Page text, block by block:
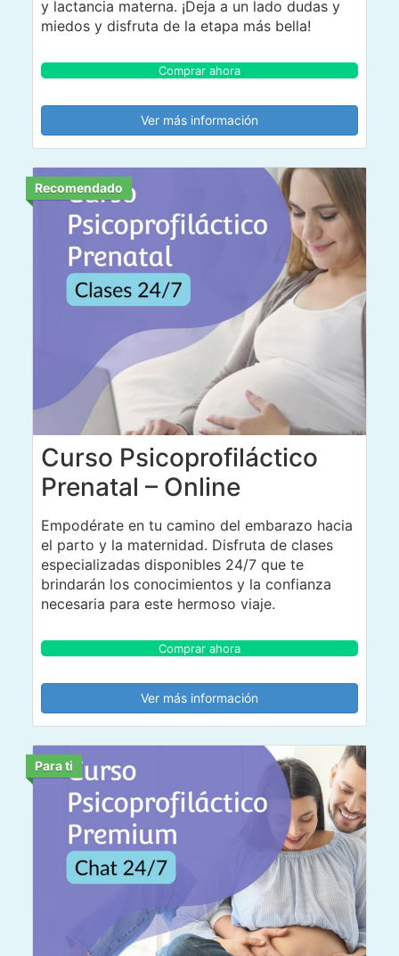
y lactancia materna. ¡Deja a un lado dudas y
miedos y disfruta de la etapa más bella!
Comprar ahora
Ver más información
Recomendado
Curso Psicoprofiláctico
Prenatal – Online
Empodérate en tu camino del embarazo hacia
el parto y la maternidad. Disfruta de clases
especializadas disponibles 24/7 que te
brindarán los conocimientos y la confianza
necesaria para este hermoso viaje.
Comprar ahora
Ver más información
Para ti